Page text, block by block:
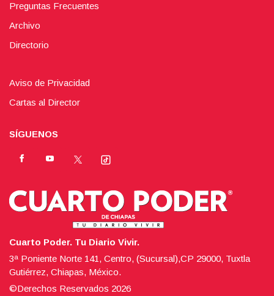
Preguntas Frecuentes
Archivo
Directorio
Aviso de Privacidad
Cartas al Director
SÍGUENOS
Cuarto Poder. Tu Diario Vivir.
3ª Poniente Norte 141, Centro, (Sucursal),CP 29000, Tuxtla
Gutiérrez, Chiapas, México.
©Derechos Reservados 2026